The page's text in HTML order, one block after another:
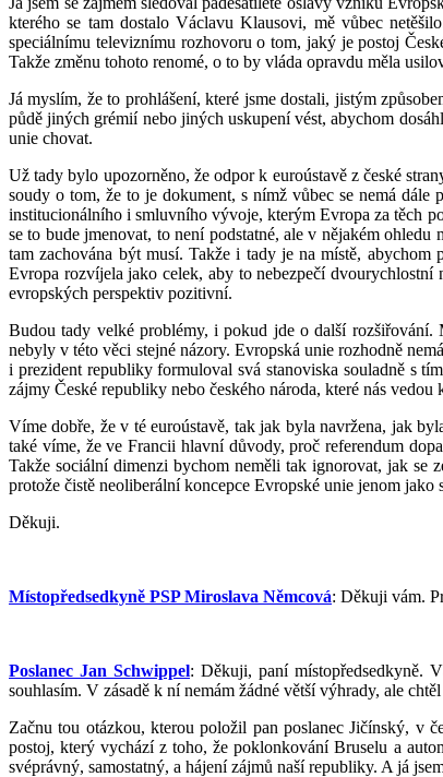
kterého se tam dostalo Václavu Klausovi, mě vůbec
speciálnímu televiznímu rozhovoru o tom, jaký je postoj
Takže změnu tohoto renomé, o to by vláda opravdu měla
Já myslím, že to prohlášení, které jsme dostali, jistým
půdě jiných grémií nebo jiných uskupení vést, abychom
unie chovat.
Už tady bylo upozorněno, že odpor k euroústavě z české
soudy o tom, že to je dokument, s nímž vůbec se nemá
institucionálního i smluvního vývoje, kterým Evropa za těch
se to bude jmenovat, to není podstatné, ale v nějakém
tam zachována být musí. Takže i tady je na místě,
Evropa rozvíjela jako celek, aby to nebezpečí
evropských perspektiv pozitivní.
Budou tady velké problémy, i pokud jde o další
nebyly v této věci stejné názory. Evropská unie rozhodně
i prezident republiky formuloval svá stanoviska souladně s
zájmy České republiky nebo českého národa, které nás
Víme dobře, že v té euroústavě, tak jak byla navržena, jak
také víme, že ve Francii hlavní důvody, proč referendum
Takže sociální dimenzi bychom neměli tak ignorovat, jak se
protože čistě neoliberální koncepce Evropské unie jenom
Děkuji.
Místopředsedkyně PSP Miroslava Němcová: Děkuji vám.
Poslanec Jan Schwippel: Děkuji, paní místopředsedkyně.
souhlasím. V zásadě k ní nemám žádné větší výhrady, ale
Začnu tou otázkou, kterou položil pan poslanec Jičínský, v
postoj, který vychází z toho, že poklonkování Bruselu a
svéprávný, samostatný, a hájení zájmů naší republiky. A já